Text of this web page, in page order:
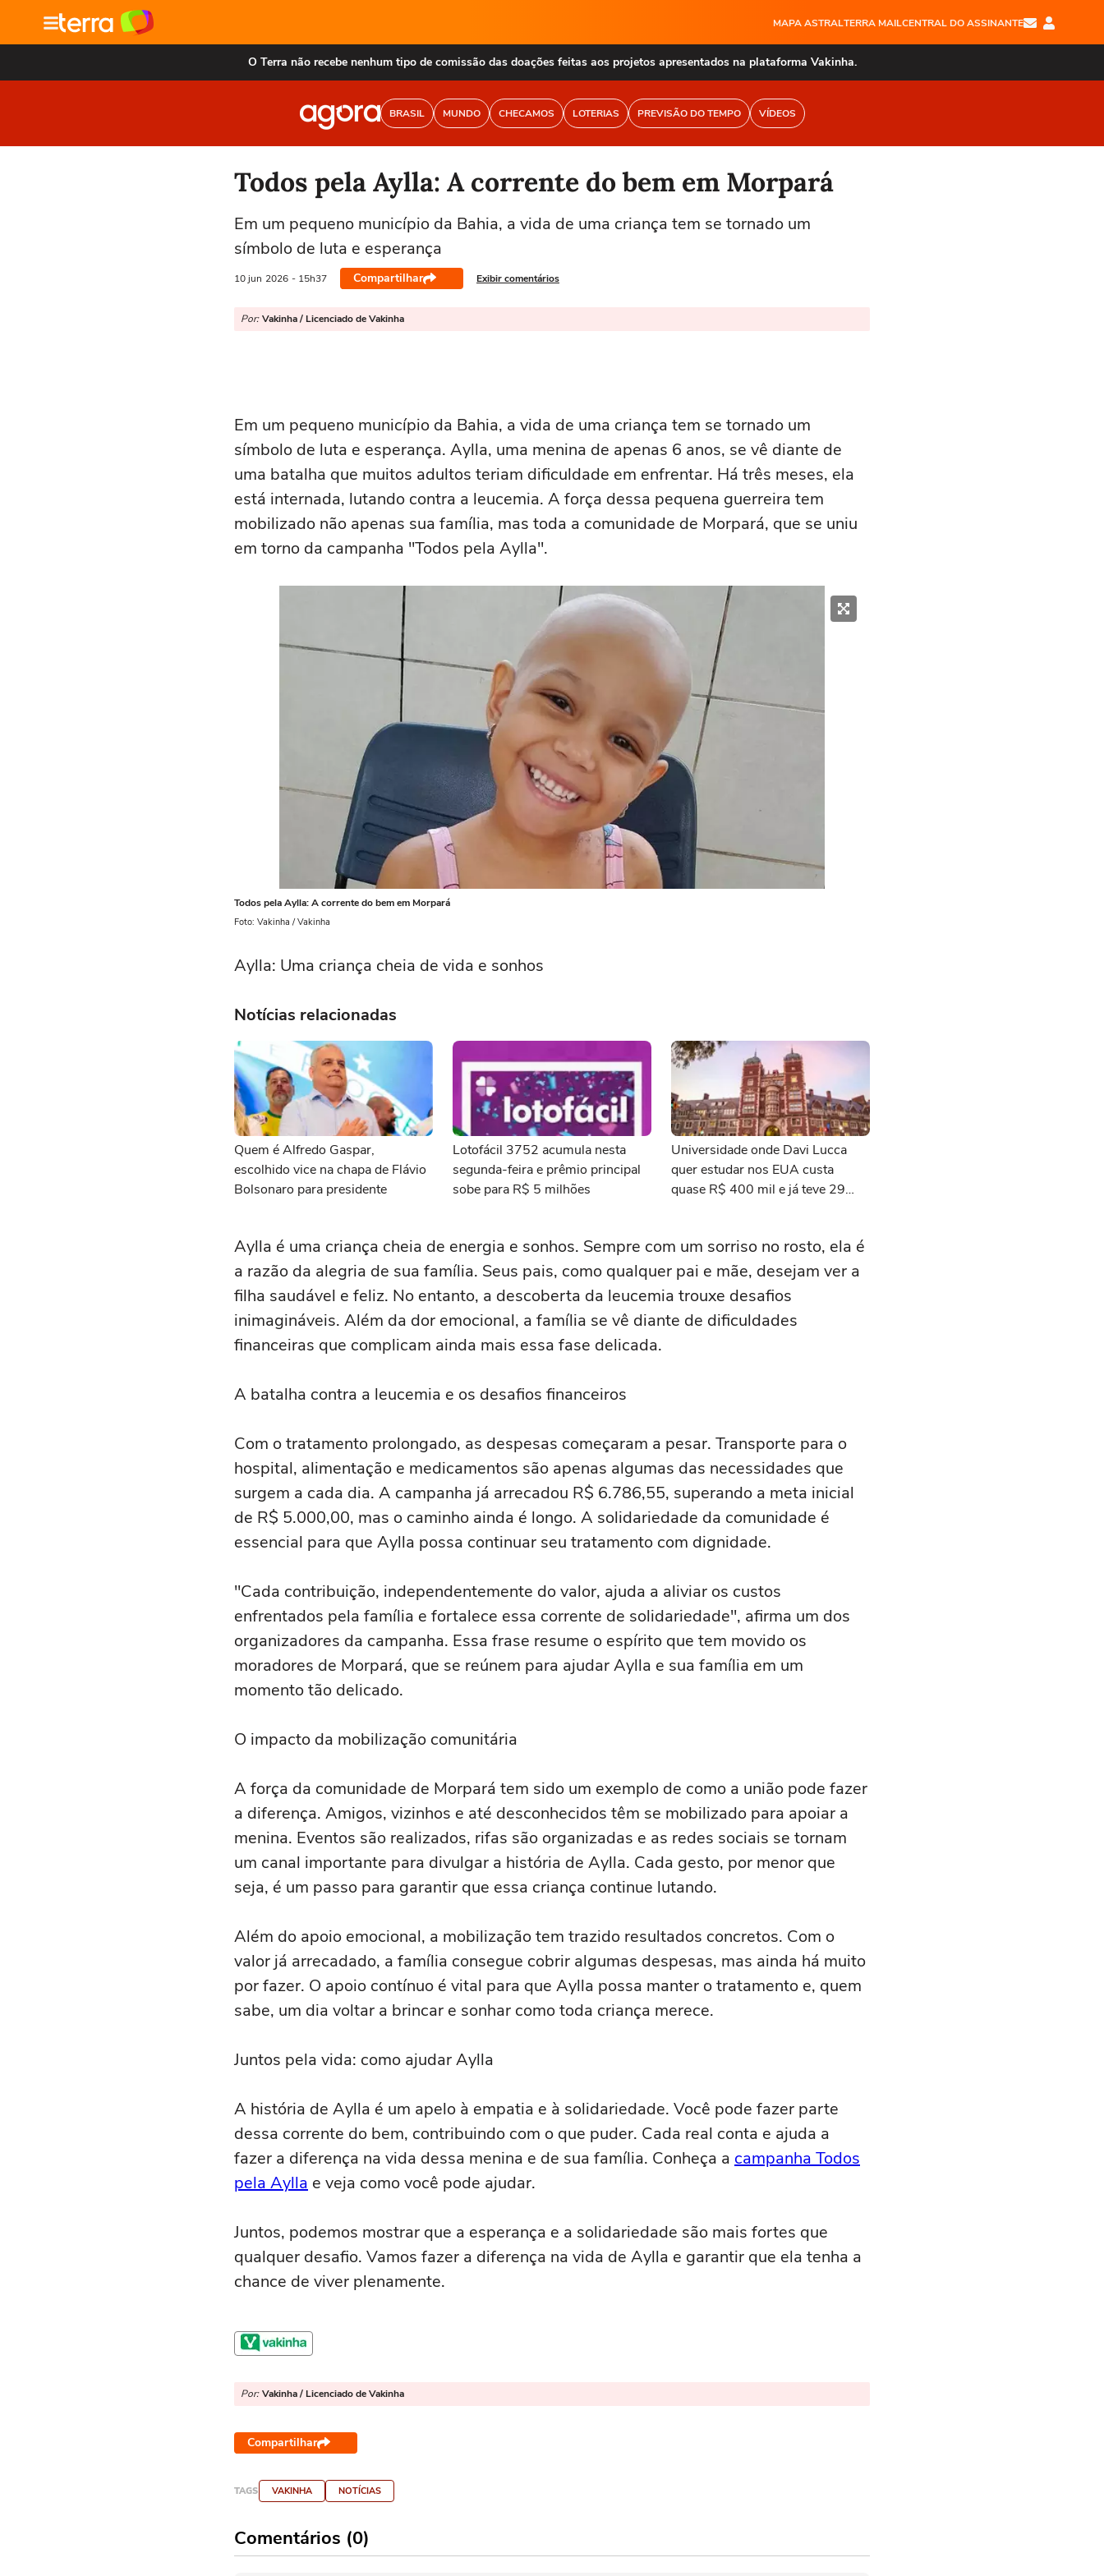
MAPA ASTRALTERRA MAILCENTRAL DO ASSINANTE
O Terra não recebe nenhum tipo de comissão das doações feitas aos projetos apresentados na plataforma Vakinha.
BRASIL MUNDO CHECAMOS LOTERIAS PREVISÃO DO TEMPO VÍDEOS
Todos pela Aylla: A corrente do bem em Morpará
Em um pequeno município da Bahia, a vida de uma criança tem se tornado um
símbolo de luta e esperança
10 jun 2026 - 15h37 Compartilhar Exibir comentários
Por: Vakinha / Licenciado de Vakinha
Em um pequeno município da Bahia, a vida de uma criança tem se tornado um
símbolo de luta e esperança. Aylla, uma menina de apenas 6 anos, se vê diante de
uma batalha que muitos adultos teriam dificuldade em enfrentar. Há três meses, ela
está internada, lutando contra a leucemia. A força dessa pequena guerreira tem
mobilizado não apenas sua família, mas toda a comunidade de Morpará, que se uniu
em torno da campanha "Todos pela Aylla".
Todos pela Aylla: A corrente do bem em Morpará
Foto: Vakinha / Vakinha
Aylla: Uma criança cheia de vida e sonhos
Notícias relacionadas
Quem é Alfredo Gaspar,
escolhido vice na chapa de Flávio
Bolsonaro para presidente
Lotofácil 3752 acumula nesta
segunda-feira e prêmio principal
sobe para R$ 5 milhões
Universidade onde Davi Lucca
quer estudar nos EUA custa
quase R$ 400 mil e já teve 29
Aylla é uma criança cheia de energia e sonhos. Sempre com um sorriso no rosto, ela é
a razão da alegria de sua família. Seus pais, como qualquer pai e mãe, desejam ver a
filha saudável e feliz. No entanto, a descoberta da leucemia trouxe desafios
inimagináveis. Além da dor emocional, a família se vê diante de dificuldades
financeiras que complicam ainda mais essa fase delicada.
A batalha contra a leucemia e os desafios financeiros
Com o tratamento prolongado, as despesas começaram a pesar. Transporte para o
hospital, alimentação e medicamentos são apenas algumas das necessidades que
surgem a cada dia. A campanha já arrecadou R$ 6.786,55, superando a meta inicial
de R$ 5.000,00, mas o caminho ainda é longo. A solidariedade da comunidade é
essencial para que Aylla possa continuar seu tratamento com dignidade.
"Cada contribuição, independentemente do valor, ajuda a aliviar os custos
enfrentados pela família e fortalece essa corrente de solidariedade", afirma um dos
organizadores da campanha. Essa frase resume o espírito que tem movido os
moradores de Morpará, que se reúnem para ajudar Aylla e sua família em um
momento tão delicado.
O impacto da mobilização comunitária
A força da comunidade de Morpará tem sido um exemplo de como a união pode fazer
a diferença. Amigos, vizinhos e até desconhecidos têm se mobilizado para apoiar a
menina. Eventos são realizados, rifas são organizadas e as redes sociais se tornam
um canal importante para divulgar a história de Aylla. Cada gesto, por menor que
seja, é um passo para garantir que essa criança continue lutando.
Além do apoio emocional, a mobilização tem trazido resultados concretos. Com o
valor já arrecadado, a família consegue cobrir algumas despesas, mas ainda há muito
por fazer. O apoio contínuo é vital para que Aylla possa manter o tratamento e, quem
sabe, um dia voltar a brincar e sonhar como toda criança merece.
Juntos pela vida: como ajudar Aylla
A história de Aylla é um apelo à empatia e à solidariedade. Você pode fazer parte
dessa corrente do bem, contribuindo com o que puder. Cada real conta e ajuda a
fazer a diferença na vida dessa menina e de sua família. Conheça a campanha Todos
pela Aylla e veja como você pode ajudar.
Juntos, podemos mostrar que a esperança e a solidariedade são mais fortes que
qualquer desafio. Vamos fazer a diferença na vida de Aylla e garantir que ela tenha a
chance de viver plenamente.
Por: Vakinha / Licenciado de Vakinha
Compartilhar
TAGS VAKINHA NOTÍCIAS
Comentários (0)